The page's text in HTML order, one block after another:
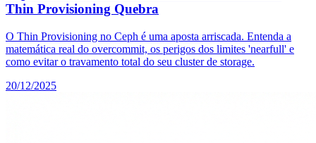
Thin Provisioning Quebra
O Thin Provisioning no Ceph é uma aposta arriscada. Entenda a
matemática real do overcommit, os perigos dos limites 'nearfull' e
como evitar o travamento total do seu cluster de storage.
20/12/2025